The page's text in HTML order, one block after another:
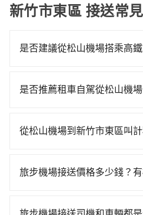
新竹市東區 接送常
是否建議從松山機場搭乘高
時、轉車麻煩！從最早06:26
300元、車程約17分鐘。抵達
票價290元，再用5分鐘出站
是否推薦租車自駕從松山機
時不需要閉目養神（因為要自
同）承租小轎車，每公里再額
從松山機場到新竹市東區叫
灣大車隊、Uber、Line Taxi
程跳錶計算，價格約為
旅步機場接送價格多少錢？
以在旅步官網或APP上輸入起